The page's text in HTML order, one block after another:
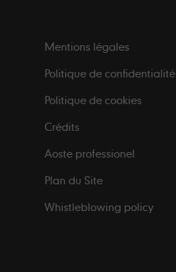
Mentions légales
Politique de confidentialité
Politique de cookies
Crédits
Aoste professionel
Plan du Site
Whistleblowing policy